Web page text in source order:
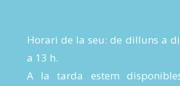
Horari de la seu: de dilluns a
a 13 h.
A la tarda estem